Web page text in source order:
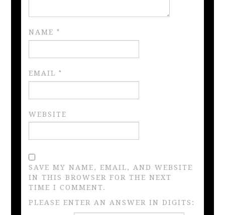
NAME*
EMAIL*
WEBSITE
SAVE MY NAME, EMAIL, AND WEBSITE
IN THIS BROWSER FOR THE NEXT
TIME I COMMENT.
PLEASE ENTER AN ANSWER IN DIGITS: